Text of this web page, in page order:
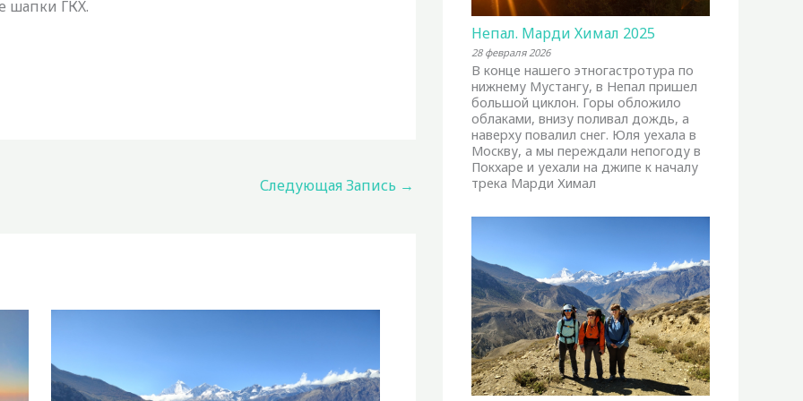
шапки ГКХ.
Следующая Запись →
Непал. Марди Химал 2025
28 февраля 2026
В конце нашего этногастротура по
нижнему Мустангу, в Непал пришел
большой циклон. Горы обложило
облаками, внизу поливал дождь, а
наверху повалил снег. Юля уехала в
Москву, а мы переждали непогоду в
Покхаре и уехали на джипе к началу
трека Марди Химал